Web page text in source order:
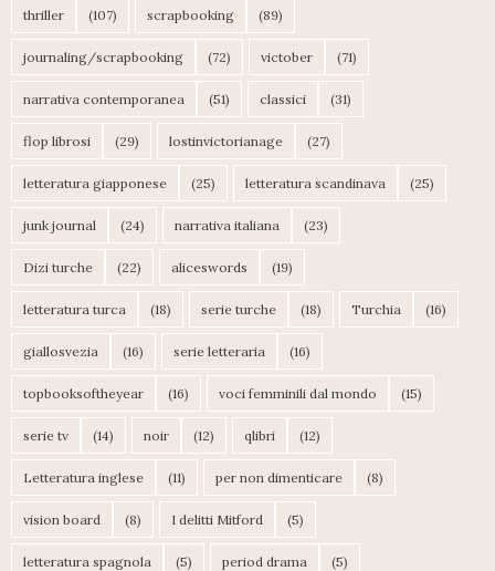
thriller (107) scrapbooking (89)
journaling/scrapbooking (72) victober (71)
narrativa contemporanea (51) classici (31)
flop librosi (29) lostinvictorianage (27)
letteratura giapponese (25) letteratura scandinava (25)
junk journal (24) narrativa italiana (23)
Dizi turche (22) aliceswords (19)
letteratura turca (18) serie turche (18) Turchia (16)
giallosvezia (16) serie letteraria (16)
topbooksoftheyear (16) voci femminili dal mondo (15)
serie tv (14) noir (12) qlibri (12)
Letteratura inglese (11) per non dimenticare (8)
vision board (8) I delitti Mitford (5)
letteratura spagnola (5) period drama (5)